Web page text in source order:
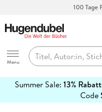
100 Tage
Hugendubel
Menu
Summer Sale: 13% Rabatt
Code
erfahren